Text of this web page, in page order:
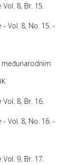
8, Br. 15.
Vol. 8, No. 15. -
međunarodnim
8, Br. 16.
Vol. 8, No. 16. -
9, Br. 17.